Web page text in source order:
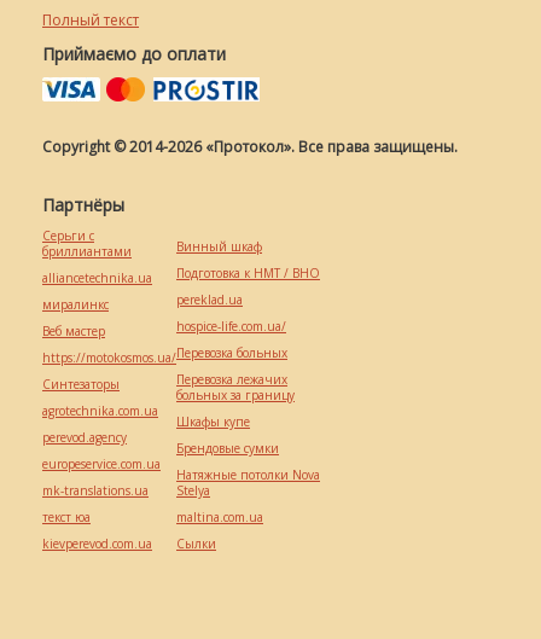
Полный текст
Приймаємо до оплати
Copyright © 2014-2026 «Протокол». Все права защищены.
Партнёры
Серьги с
бриллиантами
alliancetechnika.ua
миралинкс
Веб мастер
https://motokosmos.ua/
Синтезаторы
agrotechnika.com.ua
perevod.agency
europeservice.com.ua
mk-translations.ua
текст юа
kievperevod.com.ua
Винный шкаф
Подготовка к НМТ / ВНО
pereklad.ua
hospice-life.com.ua/
Перевозка больных
Перевозка лежачих
больных за границу
Шкафы купе
Брендовые сумки
Натяжные потолки Nova
Stelya
maltina.com.ua
Cылки